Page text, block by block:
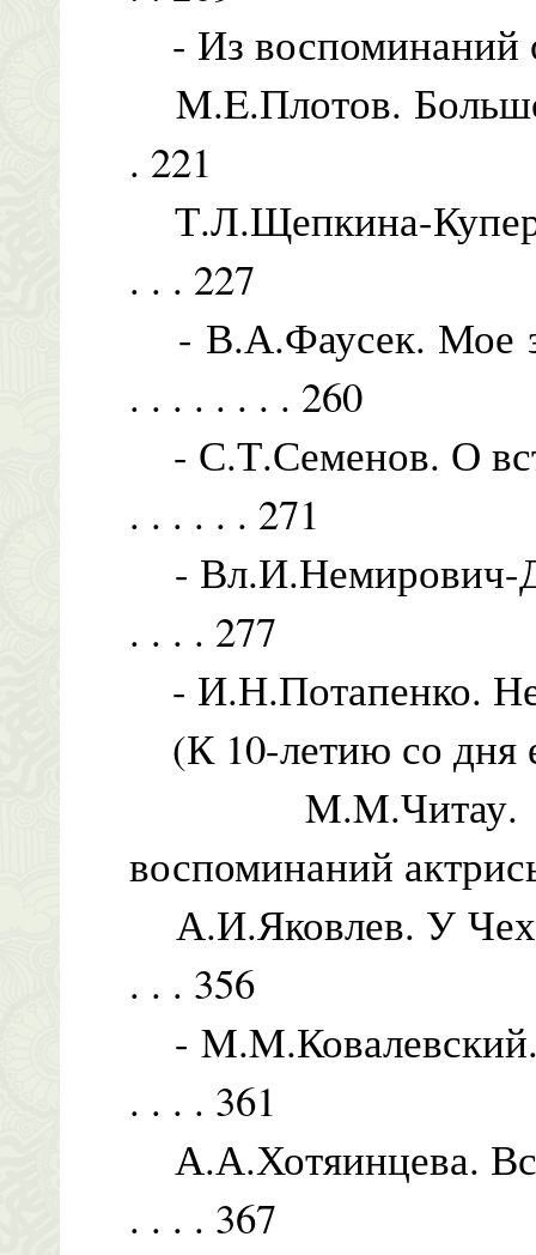
- Из воспоминаний
M.E.Плотов.
. 221
Т.Л.Щепкина-
. . . 227
- В.А.Фаусек. Мое
. . . . . . . . 260
- С.Т.Семенов. О
. . . . . . 271
- Вл.И.Немирович-
. . . . 277
- И.Н.Потапенко.
(К 10-летию со дня
M.M.Читау.
воспоминаний
А.И.Яковлев. У
. . . 356
-
. . . . 361
А.А.Хотяинцева.
. . . . 367